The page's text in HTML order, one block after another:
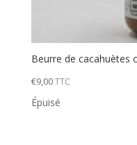
Beurre de cacahuètes
€9,00TTC
Épuisé